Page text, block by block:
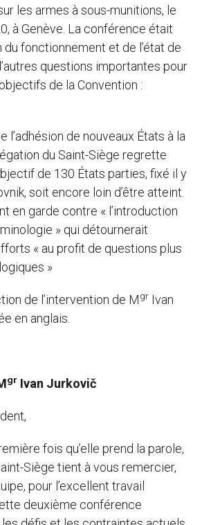
les armes à sous-munitions, le
à Genève. La conférence était
fonctionnement et de l’état de
questions importantes pour
de la Convention :
l’adhésion de nouveaux États à la
du Saint-Siège regrette
de 130 États parties, fixé il y
soit encore loin d’être atteint.
en garde contre « l’introduction
» qui détournerait
« au profit de questions plus
»
de l’intervention de Mgr Ivan
en anglais.
gr Ivan Jurkovič
fois qu’elle prend la parole,
Siège tient à vous remercier,
pour l’excellent travail
deuxième conférence